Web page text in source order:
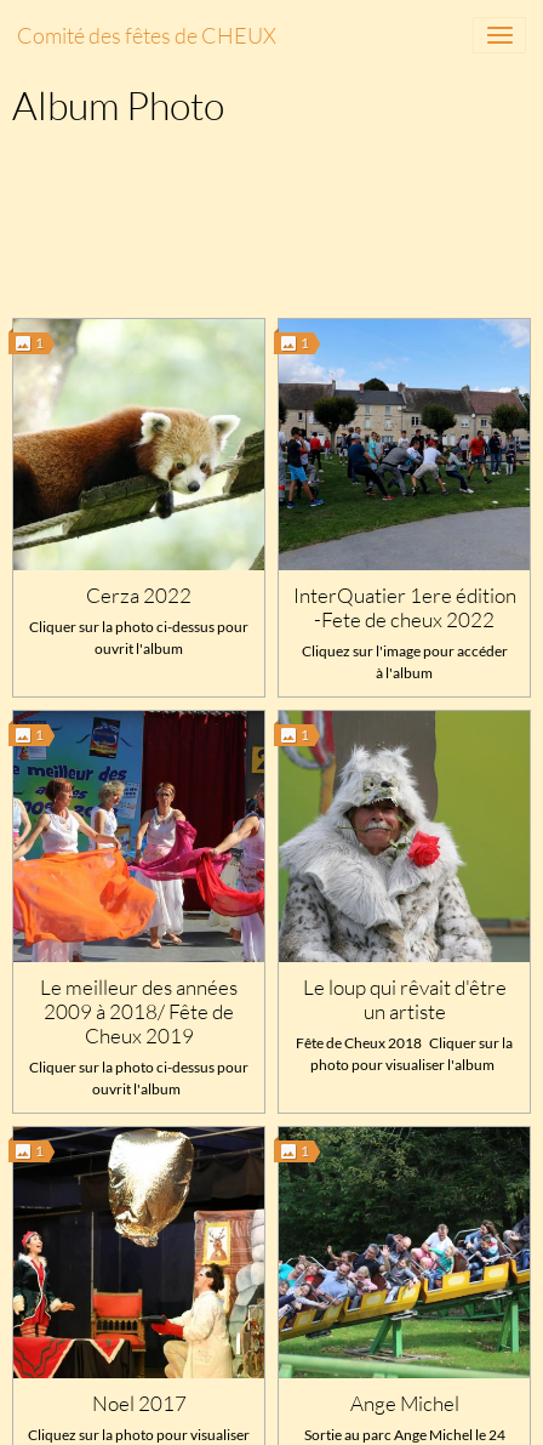
Comité des fêtes de CHEUX
Album Photo
1
Cerza 2022
Cliquer sur la photo ci-dessus pour
ouvrit l'album
1
InterQuatier 1ere édition
-Fete de cheux 2022
Cliquez sur l'image pour accéder
à l'album
1
Le meilleur des années
2009 à 2018/ Fête de
Cheux 2019
Cliquer sur la photo ci-dessus pour
ouvrit l'album
1
Le loup qui rêvait d'être
un artiste
Fête de Cheux 2018 Cliquer sur la
photo pour visualiser l'album
1
Noel 2017
Cliquez sur la photo pour visualiser
1
Ange Michel
Sortie au parc Ange Michel le 24